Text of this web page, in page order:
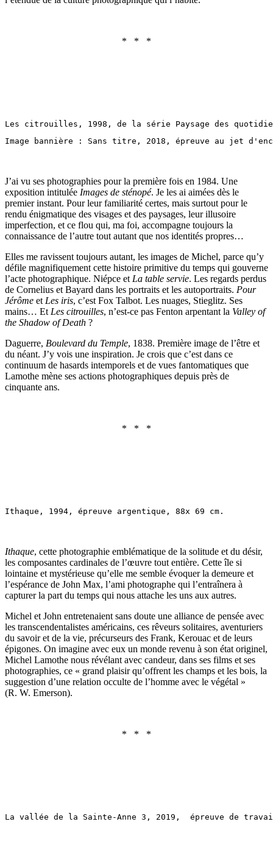
* * *
Les citrouilles, 1998, de la série Paysage des
Image bannière : Sans titre, 2018, épreuve au jet
J’ai vu ses photographies pour la première fois en 1984. Une
exposition intitulée Images de sténopé. Je les ai aimées dès le
premier instant. Pour leur familiarité certes, mais surtout pour le
rendu énigmatique des visages et des paysages, leur illusoire
imperfection, et ce flou qui, ma foi, accompagne toujours la
connaissance de l’autre tout autant que nos identités propres…
Elles me ravissent toujours autant, les images de Michel, parce qu’y
défile magnifiquement cette histoire primitive du temps qui gouverne
l’acte photographique. Niépce et La table servie. Les regards perdus
de Cornelius et Bayard dans les portraits et les autoportraits. Pour
Jérôme et Les iris, c’est Fox Talbot. Les nuages, Stieglitz. Ses
mains… Et Les citrouilles, n’est-ce pas Fenton arpentant la Valley of
the Shadow of Death ?
Daguerre, Boulevard du Temple, 1838. Première image de l’être et
du néant. J’y vois une inspiration. Je crois que c’est dans ce
continuum de hasards intemporels et de vues fantomatiques que
Lamothe mène ses actions photographiques depuis près de
cinquante ans.
* * *
Ithaque, cette photographie emblématique de la solitude et du désir,
les composantes cardinales de l’œuvre tout entière. Cette île si
lointaine et mystérieuse qu’elle me semble évoquer la demeure et
l’espérance de John Max, l’ami photographe qui l’entraînera à
capturer la part du temps qui nous attache les uns aux autres.
Michel et John entretenaient sans doute une alliance de pensée avec
les transcendentalistes américains, ces rêveurs solitaires, aventuriers
du savoir et de la vie, précurseurs des Frank, Kerouac et de leurs
épigones. On imagine avec eux un monde revenu à son état originel,
Michel Lamothe nous révélant avec candeur, dans ses films et ses
photographies, ce « grand plaisir qu’offrent les champs et les bois, la
suggestion d’une relation occulte de l’homme avec le végétal »
(R. W. Emerson).
* * *
La vallée de la Sainte-Anne 3, 2019,  épreuve de